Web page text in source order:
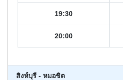
19:30
20:00
สิงห์บุรี - หมอชิต